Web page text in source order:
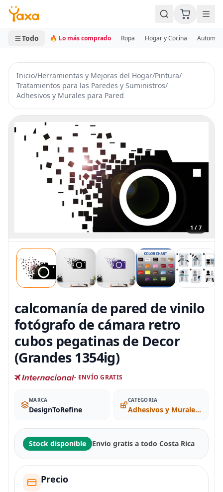
MINI CARRITO
0 productos
Todo 🔥 Lo más comprado Ropa Hogar y Cocina
Inicio/Herramientas y Mejoras del Hogar/Pintura/
Tratamientos para las Paredes y Suministros/
Adhesivos y Murales para Pared
1 / 7
calcomanía de pared de vinilo
fotógrafo de cámara retro
cubos pegatinas de Decor
(Grandes 1354ig)
- ENVÍO GRATIS
MARCA
DesignToRefine
CATEGORIA
Adhesivos y Murales para Pared
Stock disponible Envio gratis a todo Costa Rica
Precio